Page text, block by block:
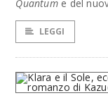
Quantume del
LEGGI